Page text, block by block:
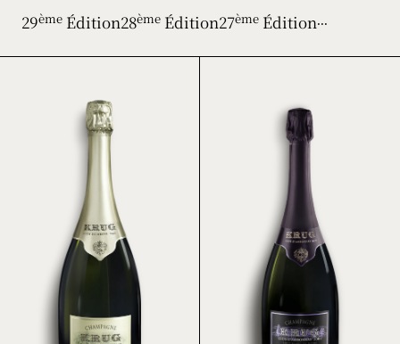
29èmeÉdition28èmeÉdition27èmeÉdition